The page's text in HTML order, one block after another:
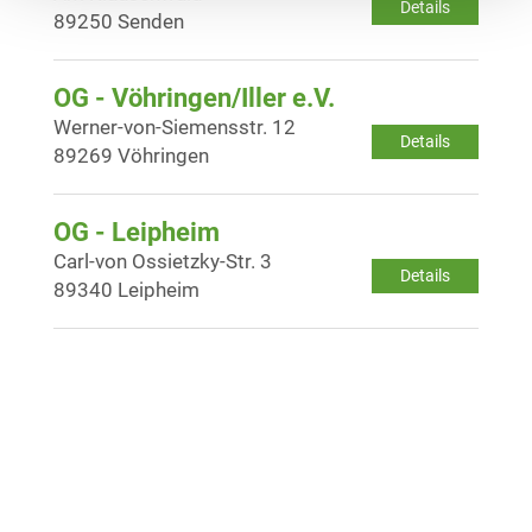
Details
89250 Senden
OG - Vöhringen/Iller e.V.
Details
Werner-von-Siemensstr. 12
89269 Vöhringen
OG - Leipheim
Details
Carl-von Ossietzky-Str. 3
89340 Leipheim